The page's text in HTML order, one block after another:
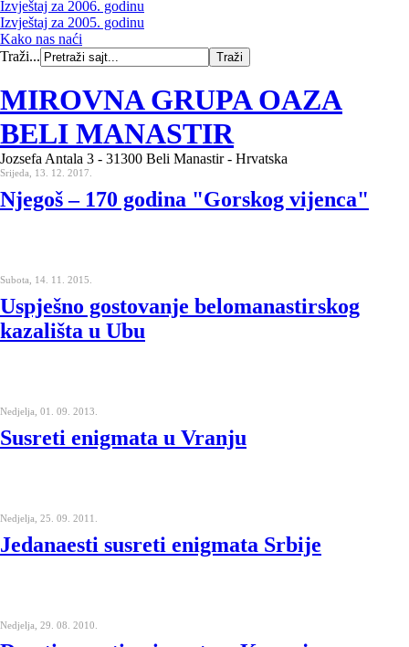
Izvještaj za 2006. godinu
Izvještaj za 2005. godinu
Kako nas naći
Traži...
MIROVNA GRUPA OAZA
BELI MANASTIR
Jozsefa Antala 3 - 31300 Beli Manastir - Hrvatska
Srijeda, 13. 12. 2017.
Njegoš – 170 godina "Gorskog vijenca"
Subota, 14. 11. 2015.
Uspješno gostovanje belomanastirskog
kazališta u Ubu
Nedjelja, 01. 09. 2013.
Susreti enigmata u Vranju
Nedjelja, 25. 09. 2011.
Jedanaesti susreti enigmata Srbije
Nedjelja, 29. 08. 2010.